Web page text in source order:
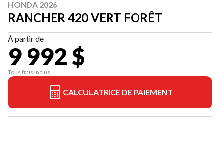
HONDA 2026
RANCHER 420 VERT FORÊT
À partir de
9 992 $
Tous frais inclus
CALCULATRICE DE PAIEMENT